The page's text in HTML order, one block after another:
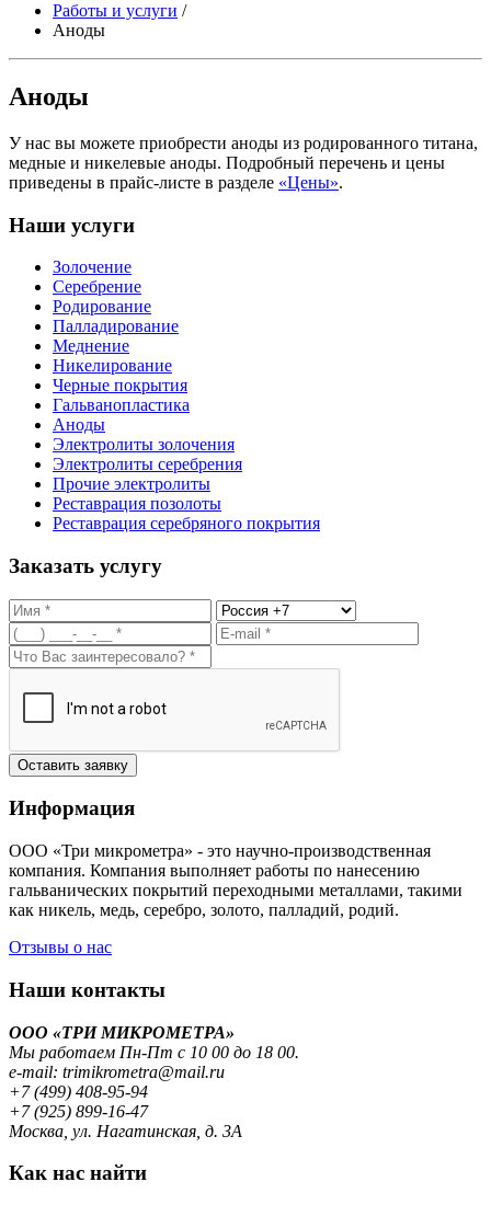
Работы и услуги /
Аноды
Аноды
У нас вы можете приобрести аноды из родированного титана,
медные и никелевые аноды. Подробный перечень и цены
приведены в прайс-листе в разделе «Цены».
Наши услуги
Золочение
Серебрение
Родирование
Палладирование
Меднение
Никелирование
Черные покрытия
Гальванопластика
Аноды
Электролиты золочения
Электролиты серебрения
Прочие электролиты
Реставрация позолоты
Реставрация серебряного покрытия
Заказать услугу
Оставить заявку
Информация
ООО «Три микрометра» - это научно-производственная
компания. Компания выполняет работы по нанесению
гальванических покрытий переходными металлами, такими
как никель, медь, серебро, золото, палладий, родий.
Отзывы о нас
Наши контакты
ООО «ТРИ МИКРОМЕТРА»
Мы работаем Пн-Пт с 10 00 до 18 00.
e-mail: trimikrometra@mail.ru
+7 (499) 408-95-94
+7 (925) 899-16-47
Москва, ул. Нагатинская, д. 3А
Как нас найти